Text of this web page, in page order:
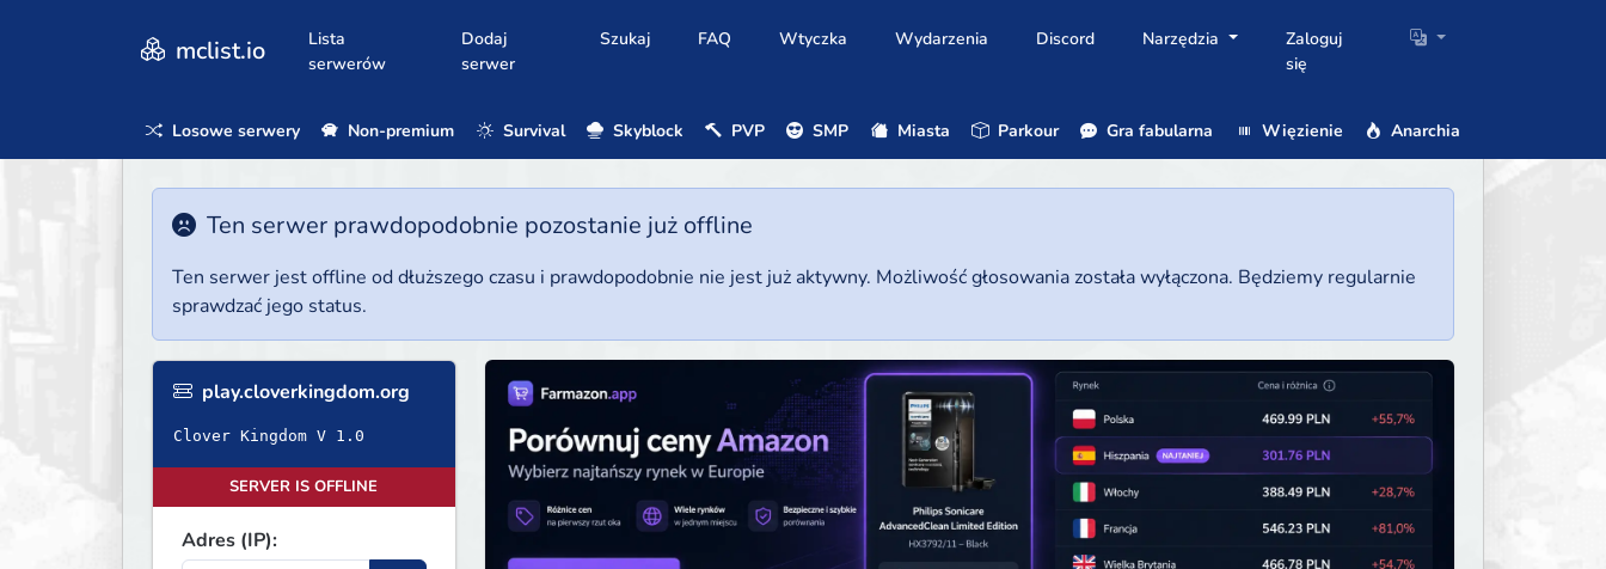
mclist.io
Lista
serwerów
Dodaj
serwer
Szukaj FAQ Wtyczka Wydarzenia Discord Narzędzia
Zaloguj
się
Losowe serwery Non-premium Survival Skyblock PVP SMP Miasta Parkour Gra fabularna Więzienie Anarchia
Ten serwer prawdopodobnie pozostanie już offline
Ten serwer jest offline od dłuższego czasu i prawdopodobnie nie jest już aktywny. Możliwość głosowania została wyłączona. Będziemy regularnie
sprawdzać jego status.
play.cloverkingdom.org
Clover Kingdom V 1.0
SERVER IS OFFLINE
Adres (IP):